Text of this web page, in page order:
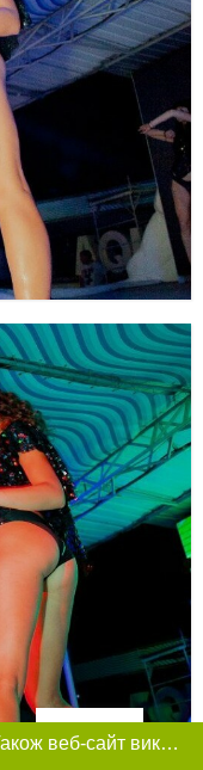
Фільтри
Цей сайт використовує «cookies». Також веб-сайт використовує інтернет-сервіс для збору технічних даних стосовно відвідувачів з метою отримання маркетингової та статистичної інформації. Умови обробки даних відвідувачів сайту див.